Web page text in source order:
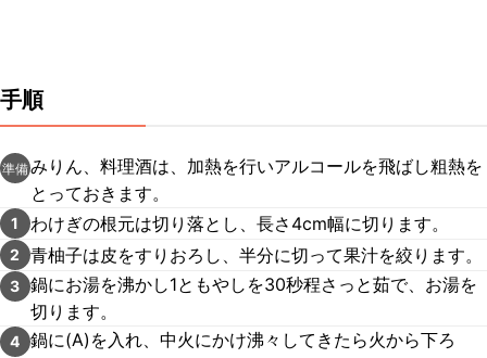
手順
準備みりん、料理酒は、加熱を行いアルコールを飛ばし粗熱を
とっておきます。
1 わけぎの根元は切り落とし、長さ4cm幅に切ります。
2 青柚子は皮をすりおろし、半分に切って果汁を絞ります。
3 鍋にお湯を沸かし1ともやしを30秒程さっと茹で、お湯を
切ります。
4 鍋に(A)を入れ、中火にかけ沸々してきたら火から下ろ